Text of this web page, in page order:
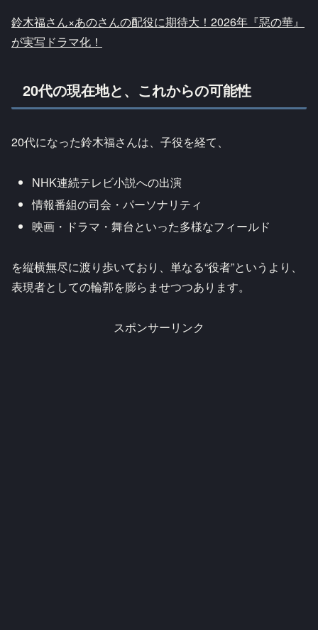
鈴木福さん×あのさんの配役に期待大！2026年『惡の華』
が実写ドラマ化！
20代の現在地と、これからの可能性
20代になった鈴木福さんは、子役を経て、
NHK連続テレビ小説への出演
情報番組の司会・パーソナリティ
映画・ドラマ・舞台といった多様なフィールド
を縦横無尽に渡り歩いており、単なる“役者”というより、
表現者としての輪郭を膨らませつつあります。
スポンサーリンク